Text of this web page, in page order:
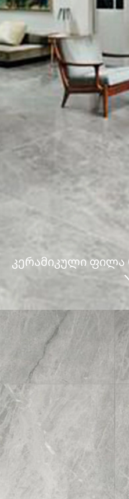
ᲙᲔᲠᲐᲛᲘᲙᲣᲚᲘ ᲤᲘᲚᲐ